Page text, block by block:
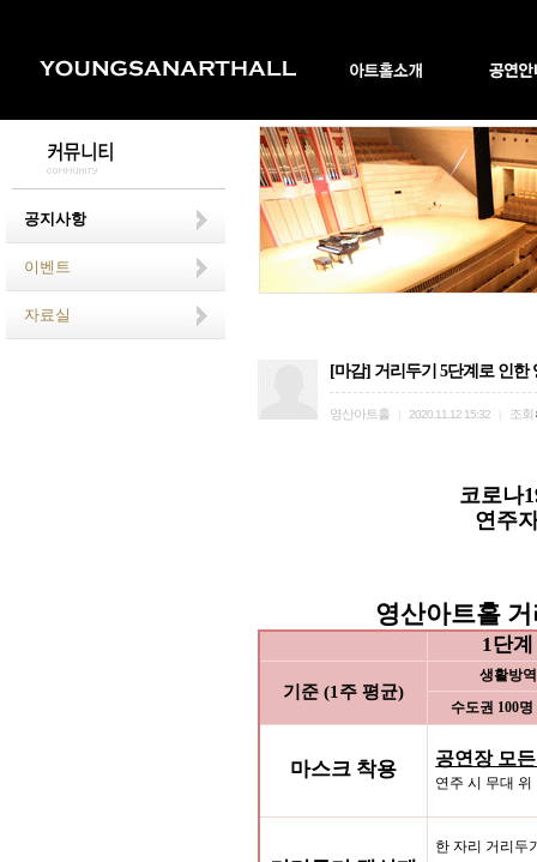
공지사항
이벤트
자료실
[마감] 거리두기 5단계로 인
영산아트홀 2020.11.12 15:32 조회
코로나
연주
영산아트홀
1단계
기준 (1 주 평균)
생활방역
수도권 100명
마스크 착용 공연장 모
연주 시 무대
한 자리 거리두